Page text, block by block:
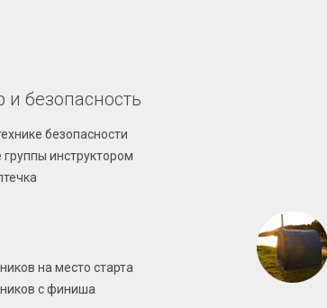
и безопасность
безопасности
инструктором
на место старта
с финиша